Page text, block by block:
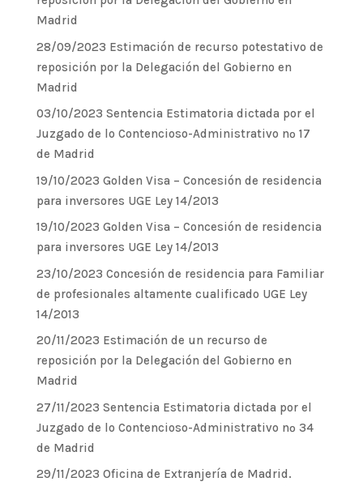
Madrid
28/09/2023 Estimación de recurso potestativo de
reposición por la Delegación del Gobierno en
Madrid
03/10/2023 Sentencia Estimatoria dictada por el
Juzgado de lo Contencioso-Administrativo nº 17
de Madrid
19/10/2023 Golden Visa – Concesión de residencia
para inversores UGE Ley 14/2013
19/10/2023 Golden Visa – Concesión de residencia
para inversores UGE Ley 14/2013
23/10/2023 Concesión de residencia para Familiar
de profesionales altamente cualificado UGE Ley
14/2013
20/11/2023 Estimación de un recurso de
reposición por la Delegación del Gobierno en
Madrid
27/11/2023 Sentencia Estimatoria dictada por el
Juzgado de lo Contencioso-Administrativo nº 34
de Madrid
29/11/2023 Oficina de Extranjería de Madrid.